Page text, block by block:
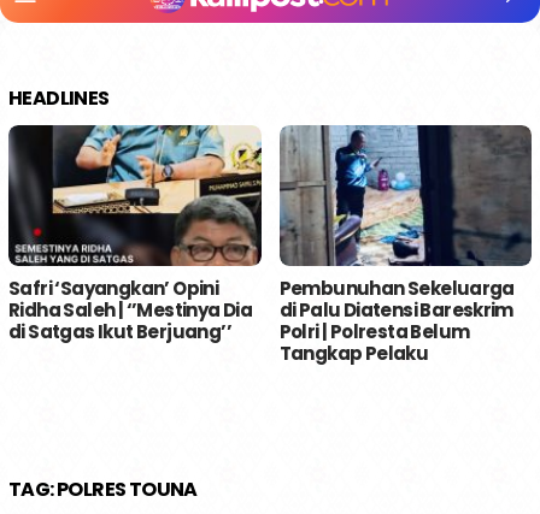
Mobile
HEADLINES
Safri ‘Sayangkan’ Opini
Ridha Saleh | ‘’Mestinya Dia
di Satgas Ikut Berjuang’’
Pembunuhan Sekeluarga
di Palu Diatensi Bareskrim
Polri | Polresta Belum
Tangkap Pelaku
TAG:POLRES TOUNA